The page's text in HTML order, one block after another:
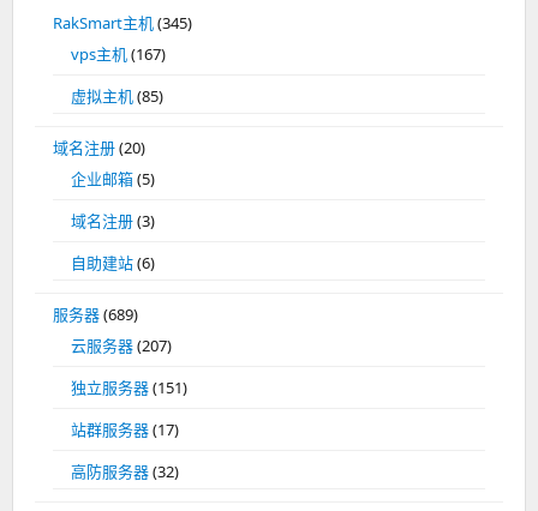
RakSmart主机(345)
vps主机(167)
虚拟主机(85)
域名注册(20)
企业邮箱(5)
域名注册(3)
自助建站(6)
服务器(689)
云服务器(207)
独立服务器(151)
站群服务器(17)
高防服务器(32)